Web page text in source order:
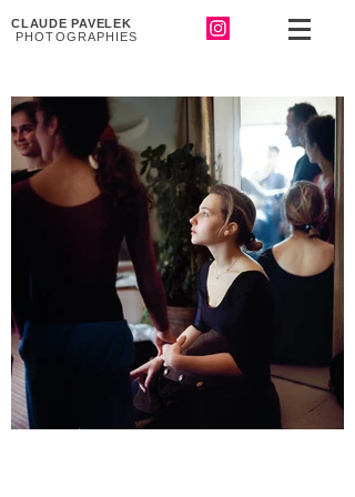
CLAUDE PAVELEK
PHOTOGRAPHIES